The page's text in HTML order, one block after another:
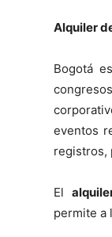
Alquiler
Bogotá
eventos
registros,
El
permite a